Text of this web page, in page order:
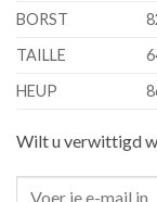
BORST
TAILLE
HEUP
Wilt u verwittigd